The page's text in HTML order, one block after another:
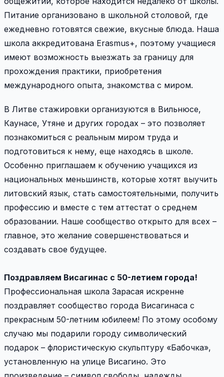
Питание организовано в школьной столовой, где
ежедневно готовятся свежие, вкусные блюда. Наша
школа аккредитована Erasmus+, поэтому учащиеся
имеют возможность выезжать за границу для
прохождения практики, приобретения
международного опыта, знакомства с миром.
В Литве стажировки организуются в Вильнюсе,
Каунасе, Утяне и других городах – это позволяет
познакомиться с реальным миром труда и
подготовиться к нему, еще находясь в школе.
Особенно приглашаем к обучению учащихся из
национальных меньшинств, которые хотят выучить
литовский язык, стать самостоятельными, получить
профессию и вместе с тем аттестат о среднем
образовании. Наше сообщество открыто для всех –
главное, это желание совершенствоваться и
создавать свое будущее.
Поздравляем Висагинас с 50-летием города!
Профессиональная школа Зарасая искренне
поздравляет сообщество города Висагинаса с
прекрасным 50-летним юбилеем! По этому особому
случаю мы подарили городу символический
подарок – флористическую скульптуру «Бабочка»,
установленную на улице Висагино. Это